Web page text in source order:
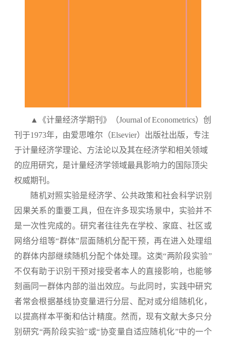
▲《计量经济学期刊》（Journal of Econometrics）创
刊于1973年，由爱思唯尔（Elsevier）出版社出版，专注
于计量经济学理论、方法论以及其在经济学和相关领域
的应用研究，是计量经济学领域最具影响力的国际顶尖
权威期刊。
随机对照实验是经济学、公共政策和社会科学识别
因果关系的重要工具，但在许多现实场景中，实验并不
是一次性完成的。研究者往往先在学校、家庭、社区或
网络分组等“群体”层面随机分配干预，再在进入处理组
的群体内部继续随机分配个体处理。这类“两阶段实验”
不仅有助于识别干预对接受者本人的直接影响，也能够
刻画同一群体内部的溢出效应。与此同时，实践中研究
者常会根据基线协变量进行分层、配对或分组随机化，
以提高样本平衡和估计精度。然而，现有文献大多只分
别研究“两阶段实验”或“协变量自适应随机化”中的一个